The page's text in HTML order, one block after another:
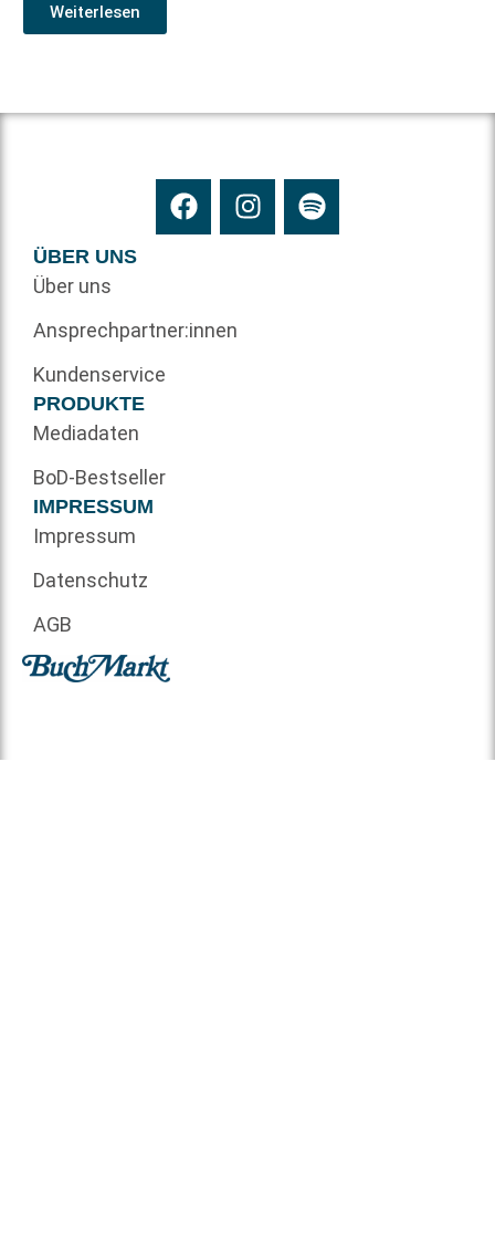
Weiterlesen
ÜBER UNS
Über uns
Ansprechpartner:innen
Kundenservice
PRODUKTE
Mediadaten
BoD-Bestseller
IMPRESSUM
Impressum
Datenschutz
AGB